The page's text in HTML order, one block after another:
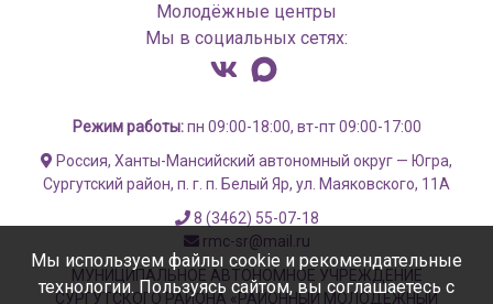
Молодёжные центры
Мы в социальных сетях:
Режим работы:пн 09:00-18:00, вт-пт 09:00-17:00
Россия, Ханты-Мансийский автономный округ — Югра,
Сургутский район, п. г. п. Белый Яр, ул. Маяковского, 11А
8 (3462) 55-07-18
rmc-sr@mail.ru
МУНИЦИПАЛЬНОЕ АВТОНОМНОЕ УЧРЕЖДЕНИЕ
СУРГУТСКОГО РАЙОНА «РАЙОННЫЙ МОЛОДЁЖНЫЙ
Мы используем файлы cookie и рекомендательные
технологии. Пользуясь сайтом, вы соглашаетесь с